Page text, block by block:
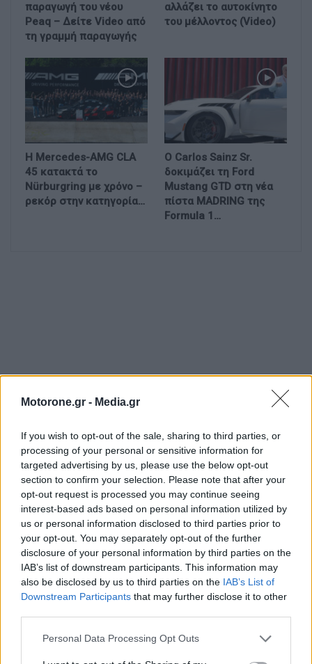
Motorone.gr - Media.gr
If you wish to opt-out of the sale, sharing to third parties, or
processing of your personal or sensitive information for
targeted advertising by us, please use the below opt-out
section to confirm your selection. Please note that after your
opt-out request is processed you may continue seeing
interest-based ads based on personal information utilized by
us or personal information disclosed to third parties prior to
your opt-out. You may separately opt-out of the further
disclosure of your personal information by third parties on the
IAB’s list of downstream participants. This information may
also be disclosed by us to third parties on the IAB’s List of
Downstream Participants that may further disclose it to other
Personal Data Processing Opt Outs
παραγωγή του νέου
Peaq – Δείτε Video από
τη γραμμή παραγωγής
αλλάζει το αυτοκίνητο
του μέλλοντος (Video)
Η Mercedes-AMG CLA
45 κατακτά το
Nürburgring με χρόνο –
ρεκόρ στην κατηγορία…
Ο Carlos Sainz Sr.
δοκιμάζει τη Ford
Mustang GTD στη νέα
πίστα MADRING της
Formula 1…
ΕΠΙΚΑΙΡΟΤΗΤΑ
Ο Alain Favey αποκλειστικά στα Auto Express /
MotorOne: Το…
6.8.2026
6.8.2026